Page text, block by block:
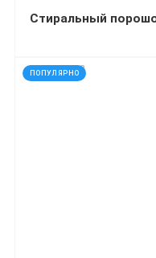
ПОПУЛЯРНО
код: 927782